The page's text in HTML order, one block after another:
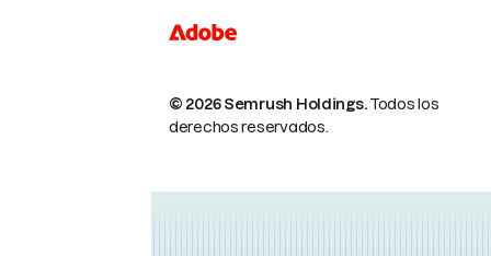
© 2026 Semrush Holdings.Todos los
derechos reservados.